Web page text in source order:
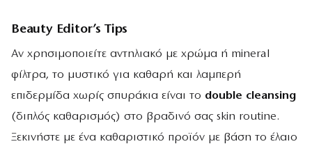
Beauty Editor’s Tips
Αν χρησιμοποιείτε αντηλιακό με χρώμα ή mineral
φίλτρα, το μυστικό για καθαρή και λαμπερή
επιδερμίδα χωρίς σπυράκια είναι το double cleansing
(διπλός καθαρισμός) στο βραδινό σας skin routine.
Ξεκινήστε με ένα καθαριστικό προϊόν με βάση το έλαιο